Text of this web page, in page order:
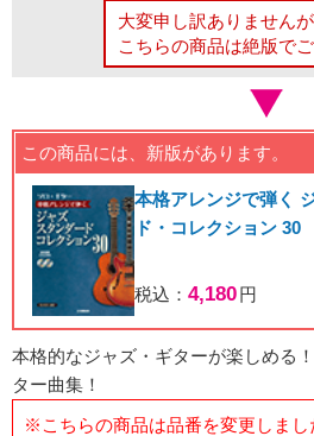
大変申し訳ありませんが
こちらの商品は絶版でご
この商品には、新版があります。
本格アレンジで弾く
ド・コレクション 30
税込： 4,180円
本格的なジャズ・ギターが楽しめる
ター曲集！
※こちらの商品は品番を変更しまし